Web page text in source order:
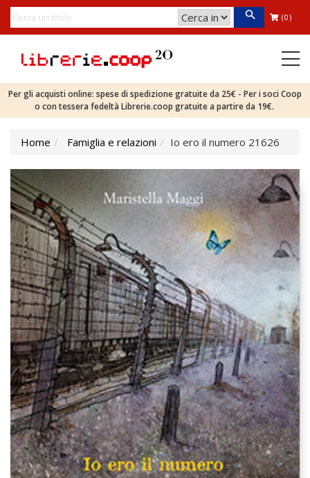
(0)
Per gli acquisti online: spese di spedizione gratuite da 25€ - Per i soci Coop
o con tessera fedeltà Librerie.coop gratuite a partire da 19€.
Home Famiglia e relazioni Io ero il numero 21626